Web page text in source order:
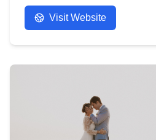
definitely well spent.
Visit Website